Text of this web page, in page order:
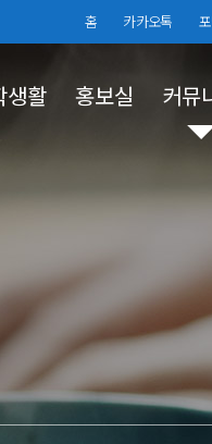
홈 카카오톡
내
세부기준
대
대학
생활
사 장학
학자
교내
홍보실
대
커뮤
분
응 안내